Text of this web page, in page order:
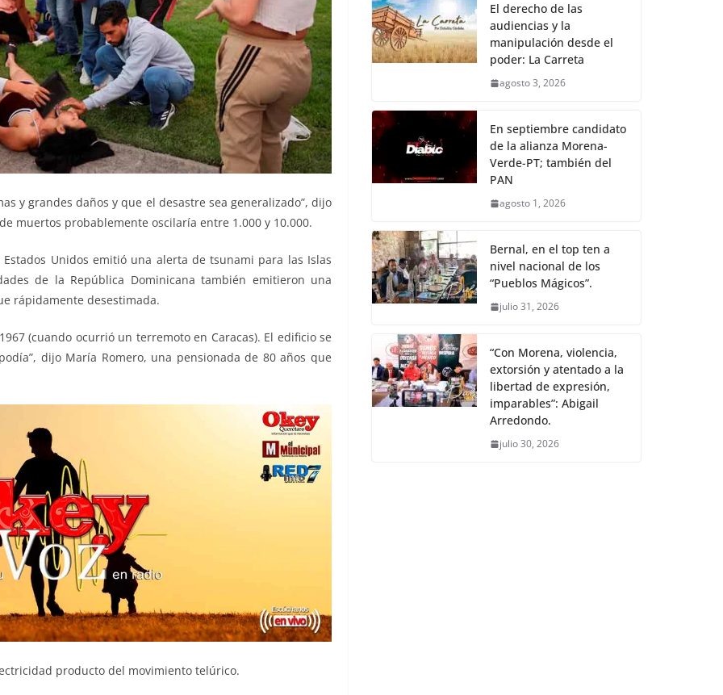
y grandes daños y que el desastre sea generalizado”, dijo
muertos probablemente oscilaría entre 1.000 y 10.000.
Unidos emitió una alerta de tsunami para las Islas
de la República Dominicana también emitieron una
rápidamente desestimada.
(cuando ocurrió un terremoto en Caracas). El edificio se
dijo María Romero, una pensionada de 80 años que
producto del movimiento telúrico.
El derecho de las
audiencias y la
manipulación desde el
poder: La Carreta
agosto 3, 2026
En septiembre candidato
de la alianza Morena-
Verde-PT; también del
PAN
agosto 1, 2026
Bernal, en el top ten a
nivel nacional de los
“Pueblos Mágicos”.
julio 31, 2026
“Con Morena, violencia,
extorsión y atentado a la
libertad de expresión,
imparables”: Abigail
Arredondo.
julio 30, 2026